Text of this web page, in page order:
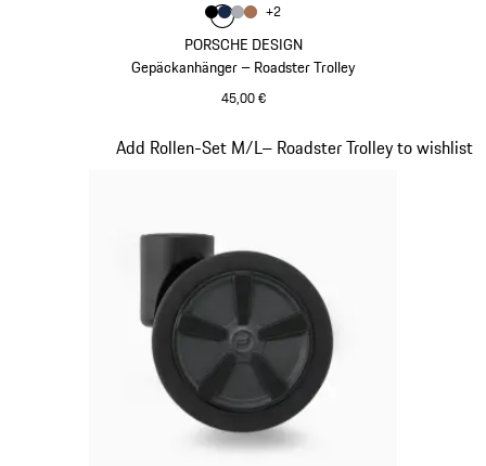
PORSCHE DESIGN
Gepäckanhänger – Roadster Trolley
45,00 €
Farbe
Farbeschwarz
Farbe dunkelblau
Farbegrau
Farbe
+2
Add Rollen-Set M/L– Roadster Trolley to wishlist
Slide 18 von 20